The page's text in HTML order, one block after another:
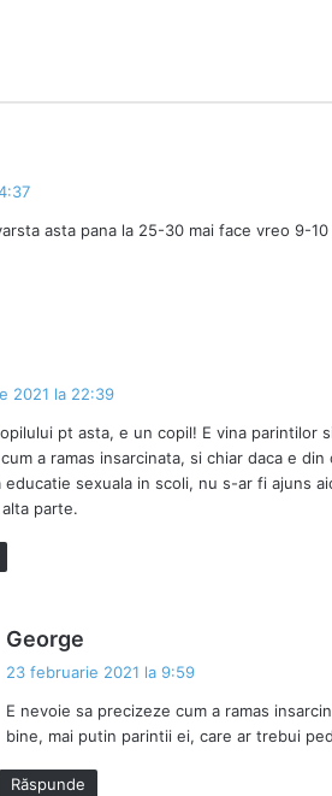
asta pana la 25-30 mai face vreo 9-10
2021 la 22:39
pt asta, e un copil! E vina parintilor
a ramas insarcinata, si chiar daca e
educatie sexuala in scoli, nu s-ar fi ajuns
parte.
George
p
n
e
:
23 februarie 2021 la 9:59
E nevoie sa precizeze cum a ramas
bine, mai putin parintii ei, care ar trebui
Răspunde